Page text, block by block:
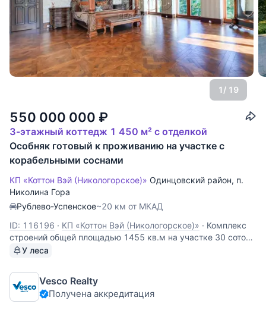
1/ 19
550 000 000 ₽
3-этажный коттедж 1 450 м² с отделкой
Особняк готовый к проживанию на участке с
корабельными соснами
КП «Коттон Вэй (Никологорское)» Одинцовский район, п.
Николина Гора
Рублево-Успенское~20 км от МКАД
ID: 116196 · КП «Коттон Вэй (Никологорское)» · Комплекс
строений общей площадью 1455 кв.м на участке 30 соток
с вековыми соснами. На участке 3 здания: основной дом,
гардеробная, гардеробная для верхней одежды, сан.узел,
кабинет, кухня с
У леса
Vesco Realty
Получена аккредитация